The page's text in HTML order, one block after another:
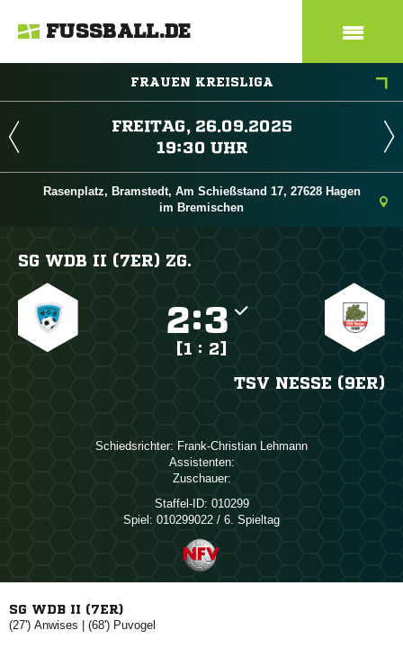
FUSSBALL.DE
FRAUEN KREISLIGA
 
 
Rasenplatz, Bramstedt, Am Schießstand 17, 27628 Hagen
im Bremischen
SG WDB II (7ER) ZG.
:
[1 : 2]
TSV NESSE (9ER)
Schiedsrichter:  
Assistenten:
Zuschauer:
Staffel-ID: 010299
Spiel: 010299022 / 6. Spieltag
SG WDB II (7ER)
(27')  | (68') 